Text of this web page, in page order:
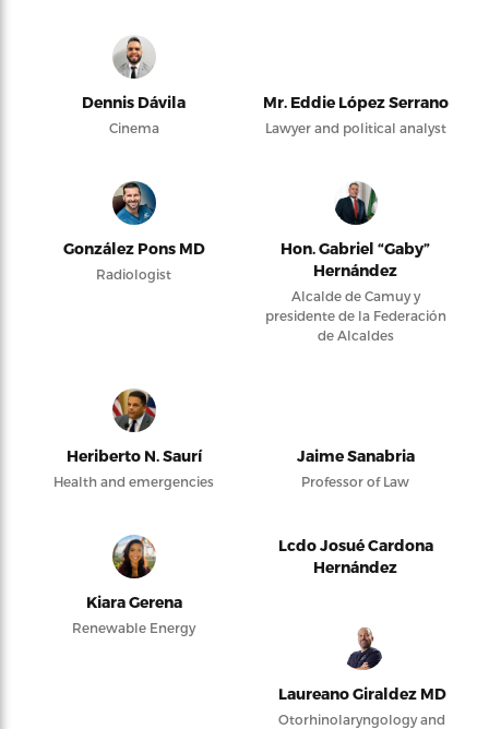
Dennis Dávila
Cinema
Mr. Eddie López Serrano
Lawyer and political analyst
González Pons MD
Radiologist
Hon. Gabriel “Gaby”
Hernández
Alcalde de Camuy y
presidente de la Federación
de Alcaldes
Heriberto N. Saurí
Health and emergencies
Jaime Sanabria
Professor of Law
Kiara Gerena
Renewable Energy
Lcdo Josué Cardona
Hernández
Laureano Giraldez MD
Otorhinolaryngology and